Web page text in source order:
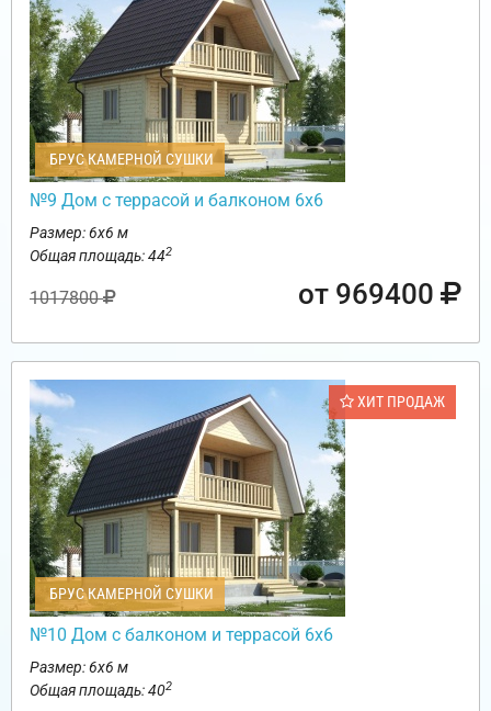
БРУС КАМЕРНОЙ СУШКИ
№9 Дом с террасой и балконом 6х6
Размер: 6х6 м
Общая площадь: 442
1017800 от 969400
ХИТ ПРОДАЖ
БРУС КАМЕРНОЙ СУШКИ
№10 Дом с балконом и террасой 6х6
Размер: 6х6 м
Общая площадь: 402